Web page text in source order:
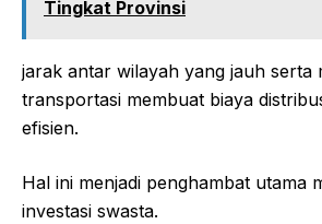
Tingkat Provinsi
jarak antar wilayah yang jauh serta
transportasi membuat biaya
efisien.
Hal ini menjadi penghambat utama
investasi swasta.